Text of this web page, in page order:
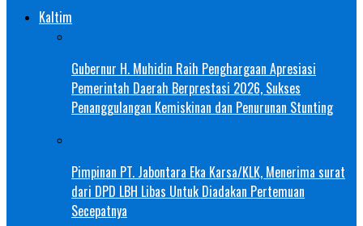
Kaltim
Gubernur H. Muhidin Raih Penghargaan Apresiasi
Pemerintah Daerah Berprestasi 2026, Sukses
Penanggulangan Kemiskinan dan Penurunan Stunting
Pimpinan PT. Jabontara Eka Karsa/KLK, Menerima surat
dari DPD LBH Libas Untuk Diadakan Pertemuan
Secepatnya